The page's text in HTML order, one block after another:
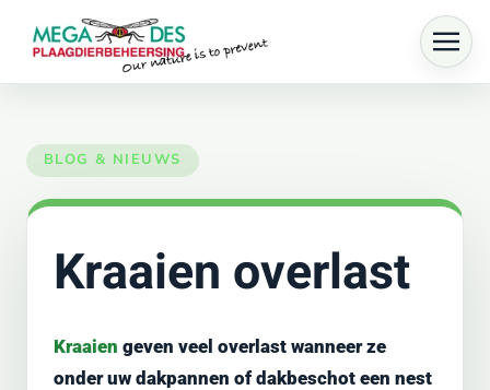
Skip to main content
Kraaien overlast
Kraaien geven veel overlast wanneer ze
onder uw dakpannen of dakbeschot een nest